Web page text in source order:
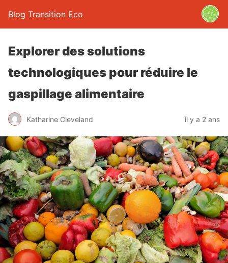
Blog Transition Eco
Explorer des solutions
technologiques pour réduire le
gaspillage alimentaire
Katharine Cleveland il y a 2 ans